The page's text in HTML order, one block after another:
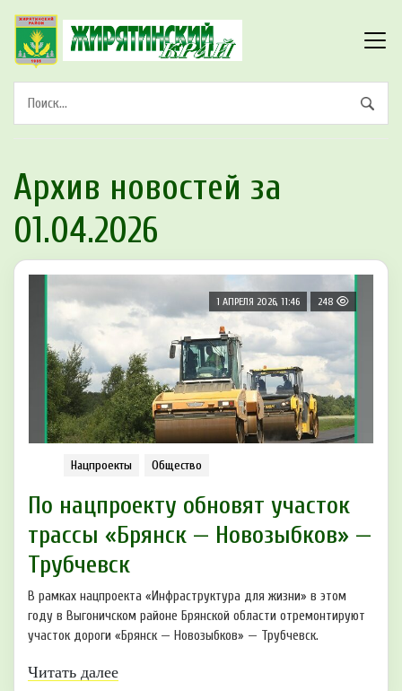
Архив новостей за
01.04.2026
1 АПРЕЛЯ 2026, 11:46 248
Нацпроекты Общество
По нацпроекту обновят участок
трассы «Брянск — Новозыбков» —
Трубчевск
В рамках нацпроекта «Инфраструктура для жизни» в этом
году в Выгоничском районе Брянской области отремонтируют
участок дороги «Брянск — Новозыбков» — Трубчевск.
Читать далее